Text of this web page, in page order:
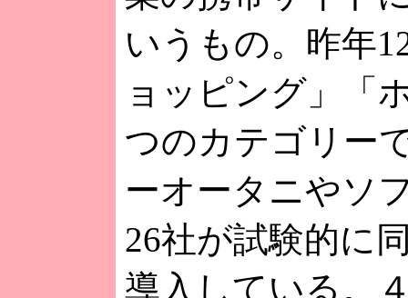
いうもの。昨年
ョッピング」「
つのカテゴリー
ーオータニやソ
26社が試験的に
導入している。